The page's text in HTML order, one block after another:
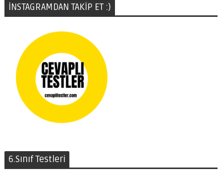
İNSTAGRAMDAN TAKİP ET :)
6.Sınıf Testleri